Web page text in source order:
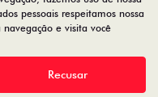
LTDA
® Direitos Reservados.
pessoais respeitamos nossa
e visita você
Recusar